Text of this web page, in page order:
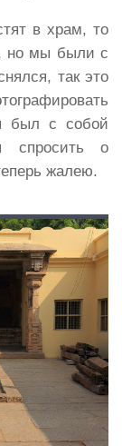
в храм, то
но мы были с
так это
был с собой
спросить о
жалею.